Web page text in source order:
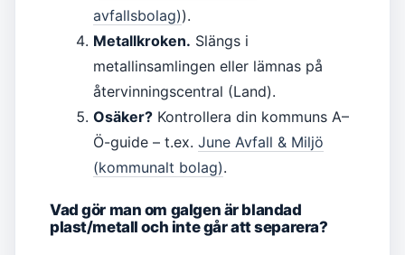
avfallsbolag)).
Metallkroken. Slängs i
metallinsamlingen eller lämnas på
återvinningscentral (Land).
Osäker? Kontrollera din kommuns A–
Ö-guide – t.ex. June Avfall & Miljö
(kommunalt bolag).
Vad gör man om galgen är blandad
plast/metall och inte går att separera?